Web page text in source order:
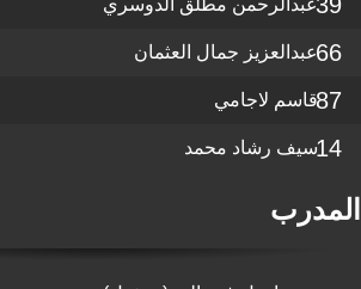
عبدالرحمن مطلق الدوسري
66عبدالعزيز جمال العثمان
87قاسم لاجامي
14سيف رشاد محمد
المدرب